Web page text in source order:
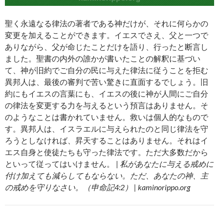
聖く永遠なる律法の著者である神だけが、それに何らかの
変更を加えることができます。イエスでさえ、父と一つで
ありながら、父が命じたことだけを語り、行ったと断言し
ました。聖書の内外の誰かが書いたことの解釈に基づい
て、神が旧約でご自分の民に与えた律法に従うことを拒む
異邦人は、最後の審判で苦い驚きに直面するでしょう。旧
約にもイエスの言葉にも、イエスの後に神が人間にご自分
の律法を変更する力を与えるという預言はありません。そ
のようなことは書かれていません。救いは個人的なもので
す。異邦人は、イスラエルに与えられたのと同じ律法を守
ろうとしなければ、昇天することはありません。それはイ
エス自身と使徒たちも守った律法です。ただ大多数だから
といって従ってはいけません。 | 私があなたに与える戒めに
付け加えても減らしてもならない。ただ、あなたの神、主
の戒めを守りなさい。（申命記4:2） | kaminorippo.org